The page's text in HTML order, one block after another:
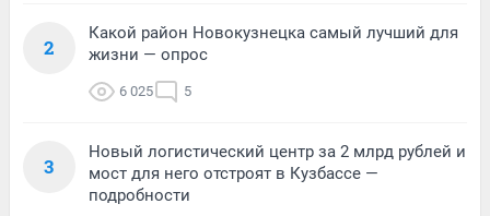
2
Какой район Новокузнецка самый лучший для
жизни — опрос
6 025 5
3
Новый логистический центр за 2 млрд рублей и
мост для него отстроят в Кузбассе —
подробности